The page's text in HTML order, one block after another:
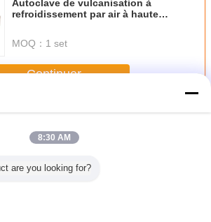
Autoclave de vulcanisation à
refroidissement par air à haute
MOQ： 1 set
Continuer
en caoutchouc
8:30 AM
are you looking for?